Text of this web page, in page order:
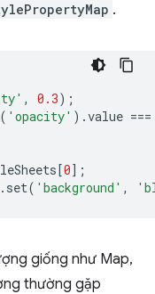
.
, 0.3);
( 'opacity' ).value ===
[0];
. set( 'background' ,
giống như Map,
thường gặp